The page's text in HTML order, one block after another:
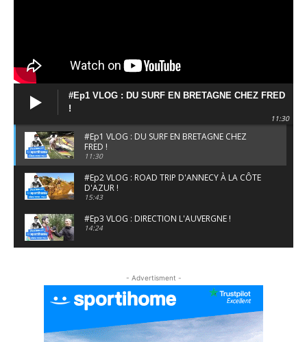
#Ep1 VLOG : DU SURF EN BRETAGNE CHEZ FRED
!
11:30
#Ep1 VLOG : DU SURF EN BRETAGNE CHEZ
FRED !
11:30
#Ep2 VLOG : ROAD TRIP D'ANNECY À LA CÔTE
D'AZUR !
15:43
#Ep3 VLOG : DIRECTION L'AUVERGNE !
14:24
#EP6 VLOG : SKI & RANDONNÉE DANS LES
ALPES
- Advertisment -